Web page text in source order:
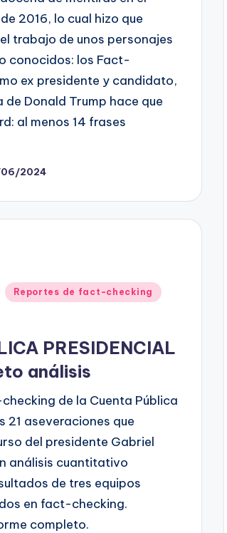
2016, lo cual hizo que
trabajo de unos personajes
conocidos: los Fact-
ex presidente y candidato,
Donald Trump hace que
al menos 14 frases
2024
Reportes de fact-checking
PRESIDENCIAL
análisis
de la Cuenta Pública
21 aseveraciones que
del presidente Gabriel
análisis cuantitativo
de tres equipos
en fact-checking.
completo.